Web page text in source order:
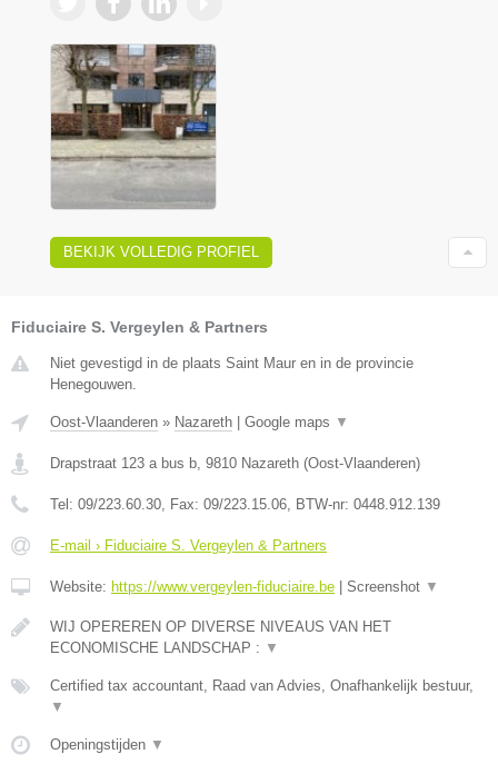
BEKIJK VOLLEDIG PROFIEL
Fiduciaire S. Vergeylen & Partners
Niet gevestigd in de plaats Saint Maur en in de provincie
Henegouwen.
Oost-Vlaanderen » Nazareth | Google maps ▼
Drapstraat 123 a bus b 9810 Nazareth (Oost-Vlaanderen)
Tel: 09/223.60.30 , Fax: 09/223.15.06 , BTW-nr: 0448.912.139
E-mail › Fiduciaire S. Vergeylen & Partners
Website: https://www.vergeylen-fiduciaire.be | Screenshot ▼
WIJ OPEREREN OP DIVERSE NIVEAUS VAN HET
ECONOMISCHE LANDSCHAP : ▼
Certified tax accountant, Raad van Advies, Onafhankelijk bestuur,
▼
Openingstijden ▼